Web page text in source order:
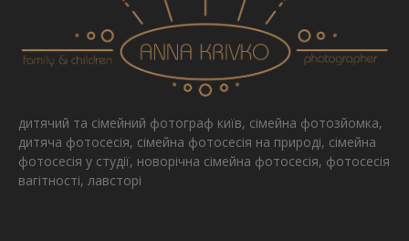
дитячий та сімейний фотограф київ, сімейна фотозйомка,
дитяча фотосесія, сімейна фотосесія на природі, сімейна
фотосесія у студії, новорічна сімейна фотосесія, фотосесія
вагітності, лавсторі